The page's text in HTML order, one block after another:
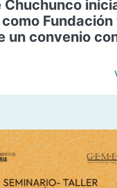
Chuchunco
Fundación
un convenio